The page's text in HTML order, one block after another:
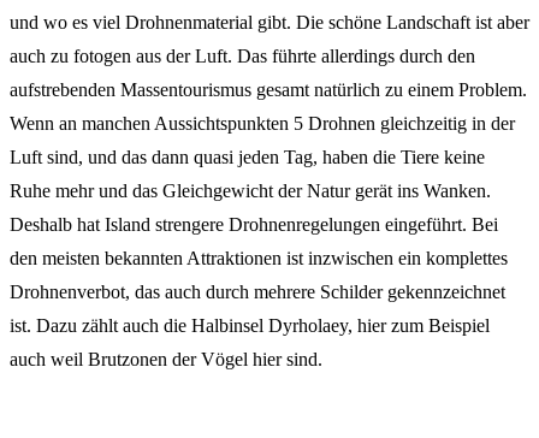
und wo es viel Drohnenmaterial gibt. Die schöne Landschaft ist aber
auch zu fotogen aus der Luft. Das führte allerdings durch den
aufstrebenden Massentourismus gesamt natürlich zu einem Problem.
Wenn an manchen Aussichtspunkten 5 Drohnen gleichzeitig in der
Luft sind, und das dann quasi jeden Tag, haben die Tiere keine
Ruhe mehr und das Gleichgewicht der Natur gerät ins Wanken.
Deshalb hat Island strengere Drohnenregelungen eingeführt. Bei
den meisten bekannten Attraktionen ist inzwischen ein komplettes
Drohnenverbot, das auch durch mehrere Schilder gekennzeichnet
ist. Dazu zählt auch die Halbinsel Dyrholaey, hier zum Beispiel
auch weil Brutzonen der Vögel hier sind.